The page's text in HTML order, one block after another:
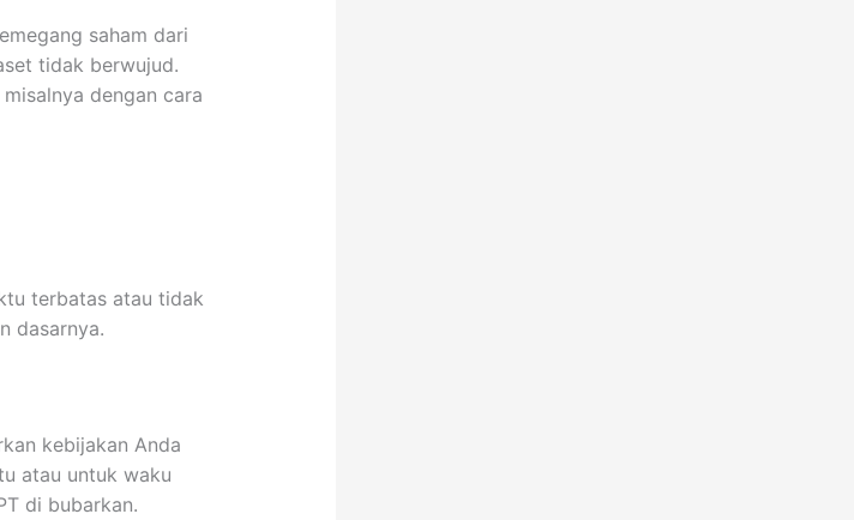
saham dari
tidak berwujud.
dengan cara
terbatas atau tidak
dasarnya.
kebijakan Anda
atau untuk waku
di bubarkan.